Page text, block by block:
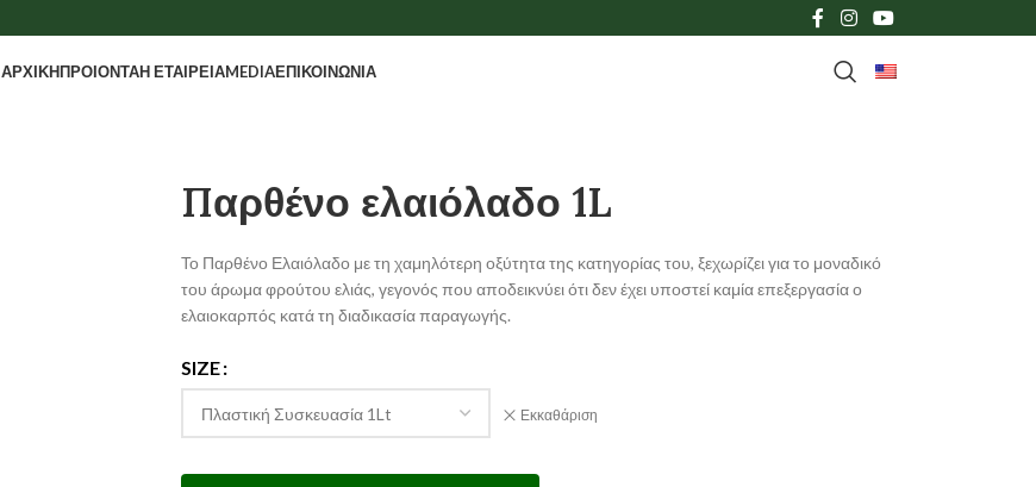
ΑΡΧΙΚΗΠΡΟΙΟΝΤΑΗ ΕΤΑΙΡΕΙΑMEDIAΕΠΙΚΟΙΝΩΝΙΑ
Παρθένο ελαιόλαδο 1L
Το Παρθένο Ελαιόλαδο με τη χαμηλότερη οξύτητα της κατηγορίας του, ξεχωρίζει για το μοναδικό
του άρωμα φρούτου ελιάς, γεγονός που αποδεικνύει ότι δεν έχει υποστεί καμία επεξεργασία ο
ελαιοκαρπός κατά τη διαδικασία παραγωγής.
SIZE
Εκκαθάριση